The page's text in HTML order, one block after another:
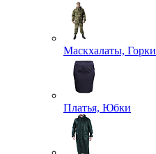
Маскхалаты, Горки
Платья, Юбки